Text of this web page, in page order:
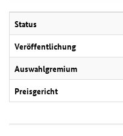
Status
Veröffentlichung
Auswahlgremium
Preisgericht